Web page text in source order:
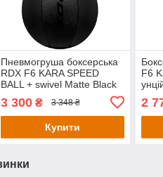
Пневмогруша боксерська
RDX F6 KARA SPEED
BALL + swivel Matte Black
3 300₴ 3 348 ₴
Купити
F6
2